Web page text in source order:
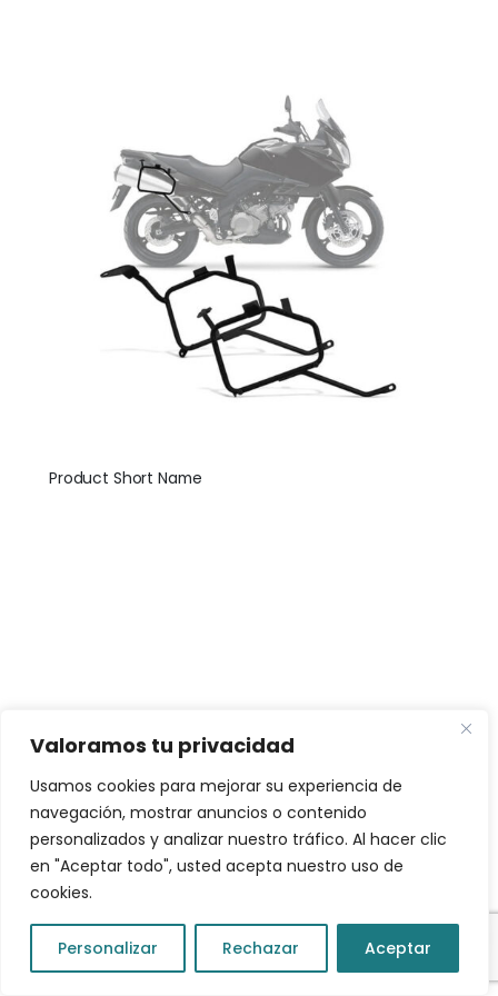
Valoramos tu privacidad
Usamos cookies para mejorar su experiencia de
navegación, mostrar anuncios o contenido
personalizados y analizar nuestro tráfico. Al hacer clic
en "Aceptar todo", usted acepta nuestro uso de
cookies.
Personalizar Rechazar Aceptar
Product Short Name